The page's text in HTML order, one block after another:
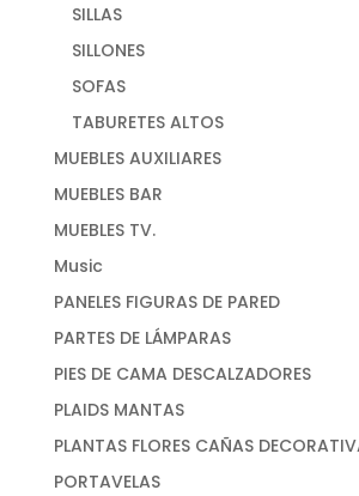
SILLAS
SILLONES
SOFAS
TABURETES ALTOS
MUEBLES AUXILIARES
MUEBLES BAR
MUEBLES TV.
Music
PANELES FIGURAS DE PARED
PARTES DE LÁMPARAS
PIES DE CAMA DESCALZADORES
PLAIDS MANTAS
PLANTAS FLORES CAÑAS
PORTAVELAS